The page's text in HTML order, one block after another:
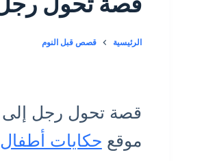
الرئيسية قصص قبل النوم
قصة تحول رجل إلى
موقع حكايات أطفال